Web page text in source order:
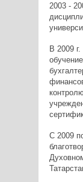
2003 -
В 2009
С 2009